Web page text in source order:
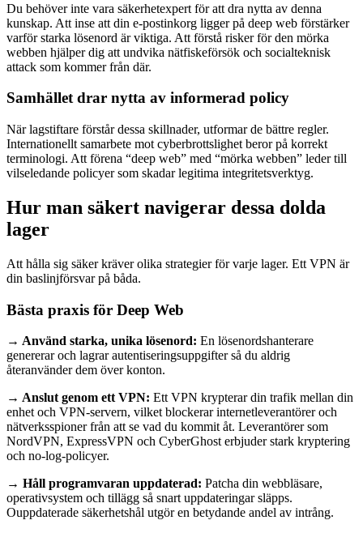
Du behöver inte vara säkerhetexpert för att dra nytta av denna
kunskap. Att inse att din e-postinkorg ligger på deep web förstärker
varför starka lösenord är viktiga. Att förstå risker för den mörka
webben hjälper dig att undvika nätfiskeförsök och socialteknisk
attack som kommer från där.
Samhället drar nytta av informerad policy
När lagstiftare förstår dessa skillnader, utformar de bättre regler.
Internationellt samarbete mot cyberbrottslighet beror på korrekt
terminologi. Att förena “deep web” med “mörka webben” leder till
vilseledande policyer som skadar legitima integritetsverktyg.
Hur man säkert navigerar dessa dolda
lager
Att hålla sig säker kräver olika strategier för varje lager. Ett VPN är
din baslinjförsvar på båda.
Bästa praxis för Deep Web
→ Använd starka, unika lösenord: En lösenordshanterare
genererar och lagrar autentiseringsuppgifter så du aldrig
återanvänder dem över konton.
→ Anslut genom ett VPN: Ett VPN krypterar din trafik mellan din
enhet och VPN-servern, vilket blockerar internetleverantörer och
nätverksspioner från att se vad du kommit åt. Leverantörer som
NordVPN, ExpressVPN och CyberGhost erbjuder stark kryptering
och no-log-policyer.
→ Håll programvaran uppdaterad: Patcha din webbläsare,
operativsystem och tillägg så snart uppdateringar släpps.
Ouppdaterade säkerhetshål utgör en betydande andel av intrång.